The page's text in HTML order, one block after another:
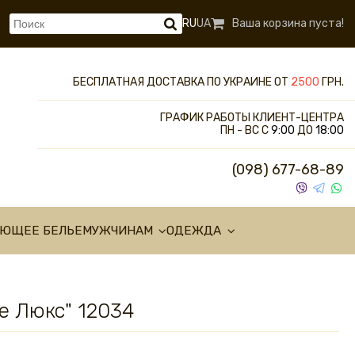
RUUA Ваша корзина пуста!
БЕСПЛАТНАЯ ДОСТАВКА ПО УКРАИНЕ ОТ 2500 ГРН.
ГРАФИК РАБОТЫ КЛИЕНТ-ЦЕНТРА
ПН - ВС С9:00 ДО 18:00
(098) 677-68-89
БЕЛЬЕМУЖЧИНАМ ОДЕЖДА
Люкс" 12034